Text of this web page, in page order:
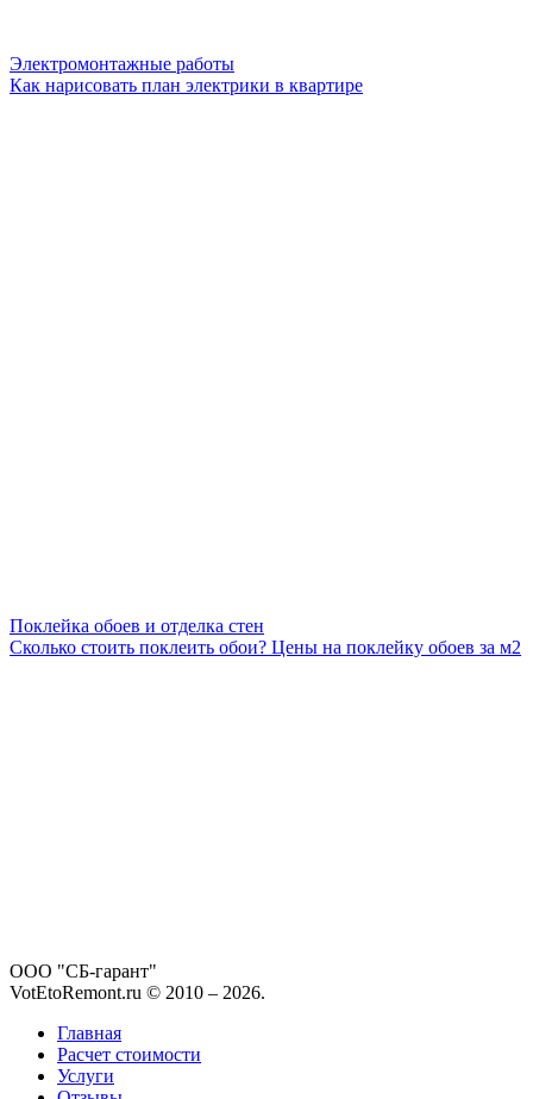
Электромонтажные работы
Как нарисовать план электрики в квартире
Поклейка обоев и отделка стен
Сколько стоить поклеить обои? Цены на поклейку обоев за м2
ООО "СБ-гарант"
VotEtoRemont.ru © 2010 – 2026.
Главная
Расчет стоимости
Услуги